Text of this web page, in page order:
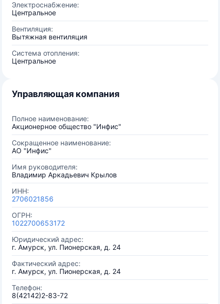
Электроснабжение:
Центральное
Вентиляция:
Вытяжная вентиляция
Система отопления:
Центральное
Управляющая компания
Полное наименование:
Акционерное общество "Инфис"
Сокращенное наименование:
АО "Инфис"
Имя руководителя:
Владимир Аркадьевич Крылов
ИНН:
2706021856
ОГРН:
1022700653172
Юридический адрес:
г. Амурск, ул. Пионерская, д. 24
Фактический адрес:
г. Амурск, ул. Пионерская, д. 24
Телефон:
8(42142)2-83-72